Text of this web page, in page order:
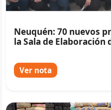
Neuquén: 70 nuevos
la Sala de Elaboración
Ver nota